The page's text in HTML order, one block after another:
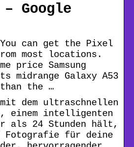
Google
can get the Pixel
most locations.
price Samsung
midrange Galaxy A53
than the …
dem ultraschnellen
einem intelligenten
als 24 Stunden hält,
für deine